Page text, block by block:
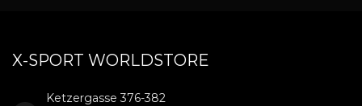
X-SPORT WORLDSTORE
Ketzergasse 376-382